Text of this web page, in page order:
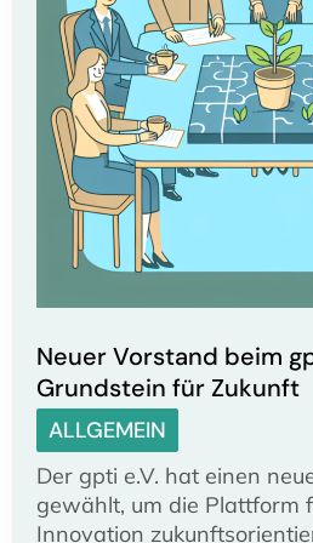
Neuer Vorstand beim
Grundstein für Zukunft
ALLGEMEIN
Der gpti e.V. hat einen
gewählt, um die Plattform
Innovation